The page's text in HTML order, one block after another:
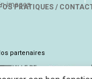
images
PRATIQUES /
partenaires